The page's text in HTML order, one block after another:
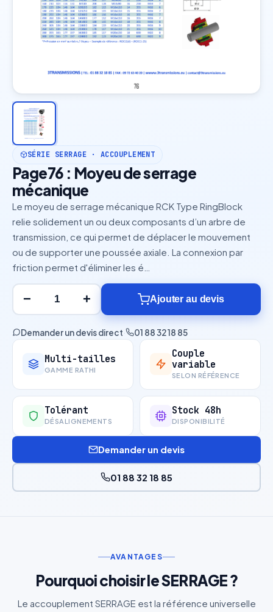
SÉRIE SERRAGE · ACCOUPLEMENT
Page76 : Moyeu de serrage
mécanique
Le moyeu de serrage mécanique RCK Type RingBlock
relie solidement un ou deux composants d’un arbre de
transmission, ce qui permet de déplacer le mouvement
ou de supporter une poussée axiale. La connexion par
friction permet d'éliminer les é…
− + Ajouter au devis
Demander un devis direct· 01 88 32 18 85
Multi-tailles
GAMME RATHI
Couple
variable
SELON RÉFÉRENCE
Tolérant
DÉSALIGNEMENTS
Stock 48h
DISPONIBILITÉ
Demander un devis
01 88 32 18 85
AVANTAGES
Pourquoi choisir le SERRAGE ?
Le accouplement SERRAGE est la référence universelle